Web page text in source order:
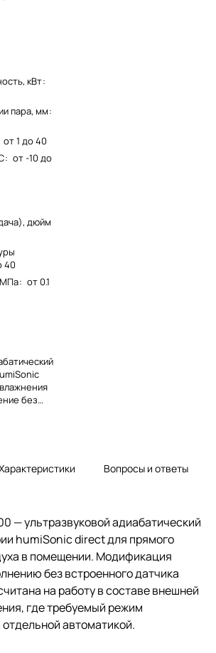
кВт:
пара, мм:
от 1 до 40
: от -10 до
дюйм
40
: от 0.1
без
для
Вопросы и ответы
— ультразвуковой адиабатический
humiSonic direct для прямого
в помещении. Модификация
без встроенного датчика
на работу в составе внешней
где требуемый режим
автоматикой.